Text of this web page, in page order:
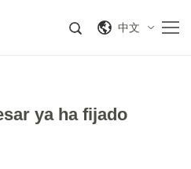
中文
ya ha fijado